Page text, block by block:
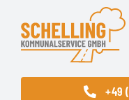
Inhalt
springen
Startseite
+49